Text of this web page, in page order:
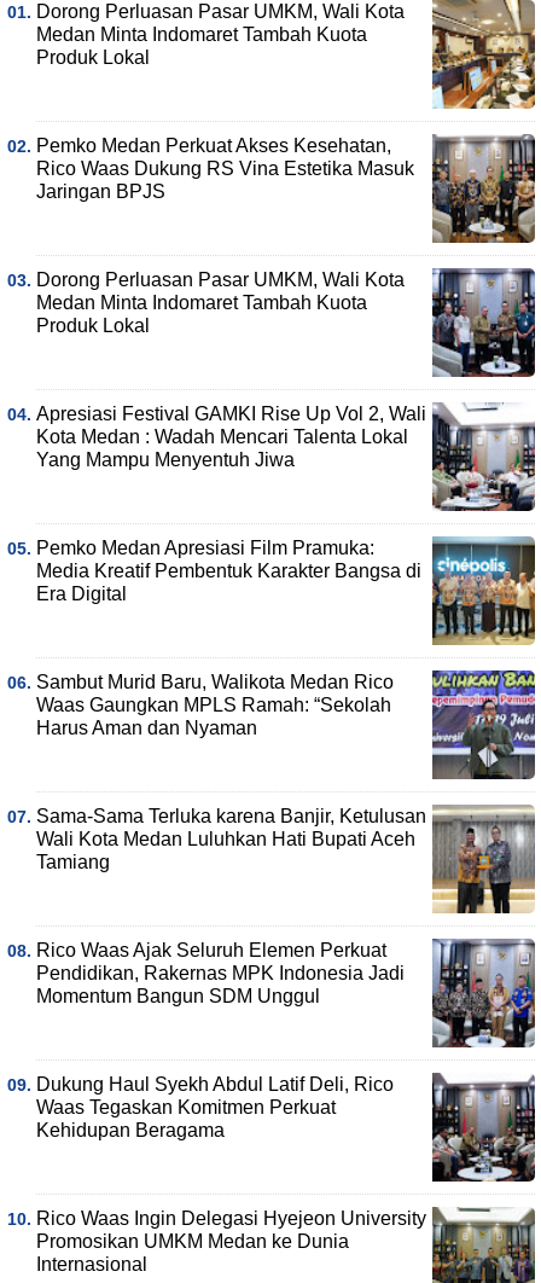
Dorong Perluasan Pasar UMKM, Wali Kota
Medan Minta Indomaret Tambah Kuota
Produk Lokal
Pemko Medan Perkuat Akses Kesehatan,
Rico Waas Dukung RS Vina Estetika Masuk
Jaringan BPJS
Dorong Perluasan Pasar UMKM, Wali Kota
Medan Minta Indomaret Tambah Kuota
Produk Lokal
Apresiasi Festival GAMKI Rise Up Vol 2, Wali
Kota Medan : Wadah Mencari Talenta Lokal
Yang Mampu Menyentuh Jiwa
Pemko Medan Apresiasi Film Pramuka:
Media Kreatif Pembentuk Karakter Bangsa di
Era Digital
Sambut Murid Baru, Walikota Medan Rico
Waas Gaungkan MPLS Ramah: “Sekolah
Harus Aman dan Nyaman
Sama-Sama Terluka karena Banjir, Ketulusan
Wali Kota Medan Luluhkan Hati Bupati Aceh
Tamiang
Rico Waas Ajak Seluruh Elemen Perkuat
Pendidikan, Rakernas MPK Indonesia Jadi
Momentum Bangun SDM Unggul
Dukung Haul Syekh Abdul Latif Deli, Rico
Waas Tegaskan Komitmen Perkuat
Kehidupan Beragama
Rico Waas Ingin Delegasi Hyejeon University
Promosikan UMKM Medan ke Dunia
Internasional